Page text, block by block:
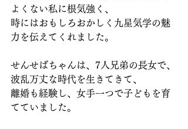
よくない私に根気強く、
時にはおもしろおかしく九星気学の魅
力を伝えてくれました。
せんせばちゃんは、7人兄弟の長女で、
波乱万丈な時代を生きてきて、
離婚も経験し、女手一つで子どもを育
てていました。